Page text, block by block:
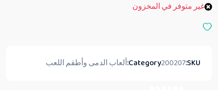
م
ن
غير متوفر في المخزون
SKU:
200207
Category:ألعاب الدمى وأطقم اللعب